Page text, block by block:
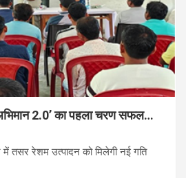
2.0’ का पहला चरण सफल…
में तसर रेशम उत्पादन को मिलेगी नई गति